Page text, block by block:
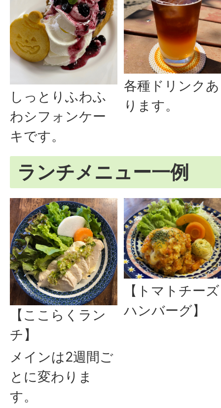
しっとりふわふ
わシフォンケー
キです。
各種ドリンクあ
ります。
ランチメニュー一例
【ここらくラン
チ】
メインは2週間ご
とに変わりま
す。
【トマトチーズ
ハンバーグ】